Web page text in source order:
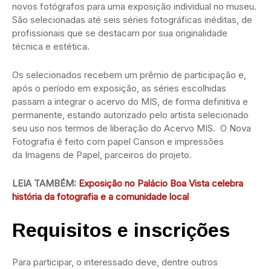
novos fotógrafos para uma exposição individual no museu.
São selecionadas até seis séries fotográficas inéditas, de
profissionais que se destacam por sua originalidade
técnica e estética.
Os selecionados recebem um prêmio de participação e,
após o período em exposição, as séries escolhidas
passam a integrar o acervo do MIS, de forma definitiva e
permanente, estando autorizado pelo artista selecionado
seu uso nos termos de liberação do Acervo MIS. O Nova
Fotografia é feito com papel Canson e impressões
da Imagens de Papel, parceiros do projeto.
LEIA TAMBÉM: Exposição no Palácio Boa Vista celebra
história da fotografia e a comunidade local
Requisitos e inscrições
Para participar, o interessado deve, dentre outros